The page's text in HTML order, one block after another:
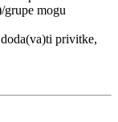
grupe mogu
privitke,